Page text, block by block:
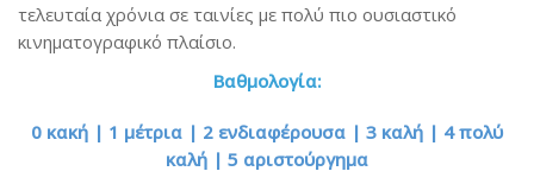
τελευταία χρόνια σε ταινίες με πολύ πιο ουσιαστικό
κινηματογραφικό πλαίσιο.
Βαθμολογία:
0 κακή | 1 μέτρια | 2 ενδιαφέρουσα | 3 καλή | 4 πολύ
καλή | 5 αριστούργημα